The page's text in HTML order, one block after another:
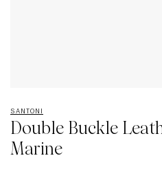
SANTONI
Double Buckle
Marine